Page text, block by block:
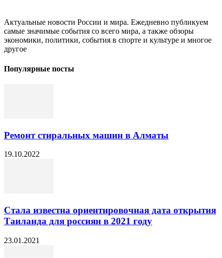
Актуальные новости России и мира. Ежедневно публикуем
самые значимые события со всего мира, а также обзоры
экономики, политики, события в спорте и культуре и многое
другое
Популярные посты
Ремонт стиральных машин в Алматы
19.10.2022
Стала известна ориентировочная дата открытия
Таиланда для россиян в 2021 году
23.01.2021